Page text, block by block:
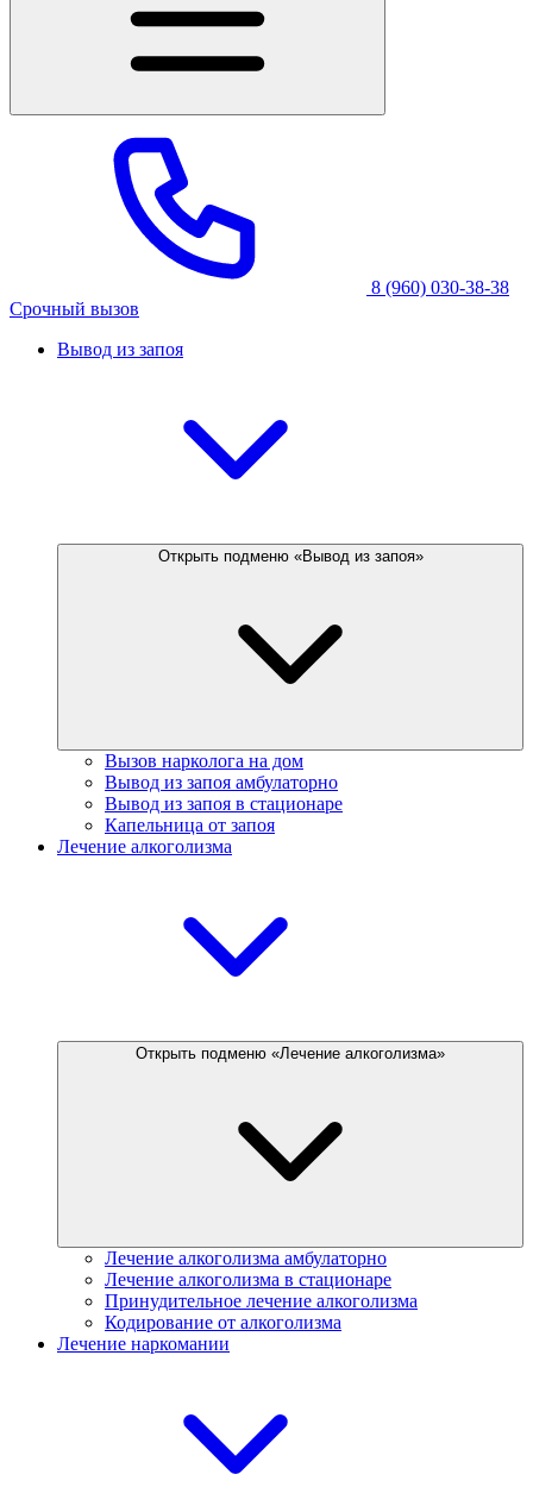
8 (960) 030-38-38
Срочный вызов
Вывод из запоя
Открыть подменю «Вывод из запоя»
Вызов нарколога на дом
Вывод из запоя амбулаторно
Вывод из запоя в стационаре
Капельница от запоя
Лечение алкоголизма
Открыть подменю «Лечение алкоголизма»
Лечение алкоголизма амбулаторно
Лечение алкоголизма в стационаре
Принудительное лечение алкоголизма
Кодирование от алкоголизма
Лечение наркомании